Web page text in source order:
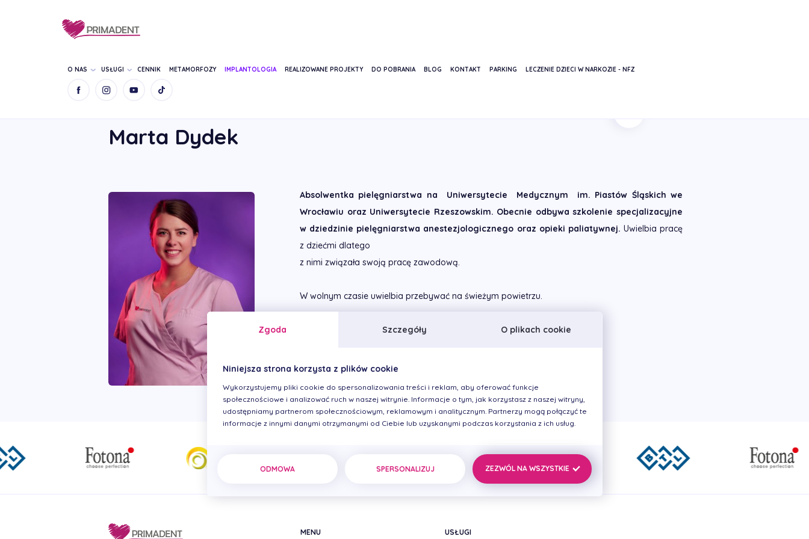
O NAS USŁUGI CENNIK METAMORFOZY IMPLANTOLOGIA REALIZOWANE PROJEKTY DO POBRANIA BLOG KONTAKT PARKING LECZENIE DZIECI W NARKOZIE - NFZ
Marta Dydek
Absolwentka pielęgniarstwa na Uniwersytecie Medycznym im. Piastów Śląskich we
Wrocławiu oraz Uniwersytecie Rzeszowskim. Obecnie odbywa szkolenie specjalizacyjne
w dziedzinie pielęgniarstwa anestezjologicznego oraz opieki paliatywnej. Uwielbia pracę
z dziećmi dlatego
z nimi związała swoją pracę zawodową.
W wolnym czasie uwielbia przebywać na świeżym powietrzu.
MENU USŁUGI
Zgoda Szczegóły O plikach cookie
Niniejsza strona korzysta z plików cookie
Wykorzystujemy pliki cookie do spersonalizowania treści i reklam, aby oferować funkcje
społecznościowe i analizować ruch w naszej witrynie. Informacje o tym, jak korzystasz z naszej witryny,
udostępniamy partnerom społecznościowym, reklamowym i analitycznym. Partnerzy mogą połączyć te
informacje z innymi danymi otrzymanymi od Ciebie lub uzyskanymi podczas korzystania z ich usług.
ODMOWA SPERSONALIZUJ ZEZWÓL NA WSZYSTKIE